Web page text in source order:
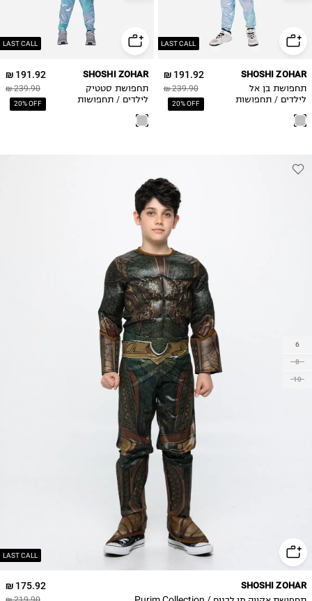
LAST CALL
191.92 ₪
239.90 ₪
20% OFF
SHOSHI ZOHAR
תחפושת בן אל
לילדים / תחפושות
LAST CALL
191.92 ₪
239.90 ₪
20% OFF
SHOSHI ZOHAR
תחפושת סטטיק
לילדים / תחפושות
LAST CALL
6
8
10
175.92 ₪ SHOSHI ZOHAR